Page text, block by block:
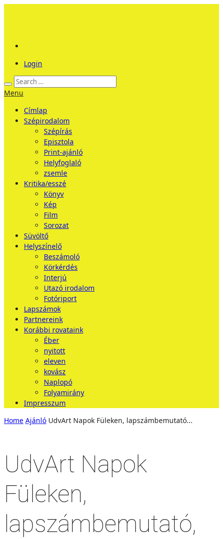
Login
Menu
Címlap
Szépirodalom
Szépírás
Episztola
Print-ajánló
Helyfoglaló
zsemle
Kritika/esszé
Könyv
Kép
Film
Sorozat
Süvöltő
Helyszínelő
Beszámoló
Körkérdés
Interjú
Utazó irodalom
Fotóriport
Lapszámok
Partnereink
Korábbi rovataink
Éber
nyitott
eleven
kovász
Naplopó
Folyamirány
Impresszum
Home Ajánló UdvArt Napok Füleken, lapszámbemutató...
UdvArt Napok
Füleken,
lapszámbemutató,